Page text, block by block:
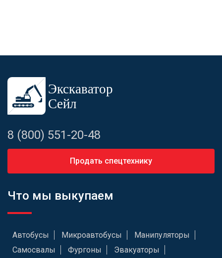
8 (800) 551-20-48
Продать спецтехнику
Что мы выкупаем
Автобусы Микроавтобусы
Манипуляторы
Самосвалы
Фургоны Эвакуаторы